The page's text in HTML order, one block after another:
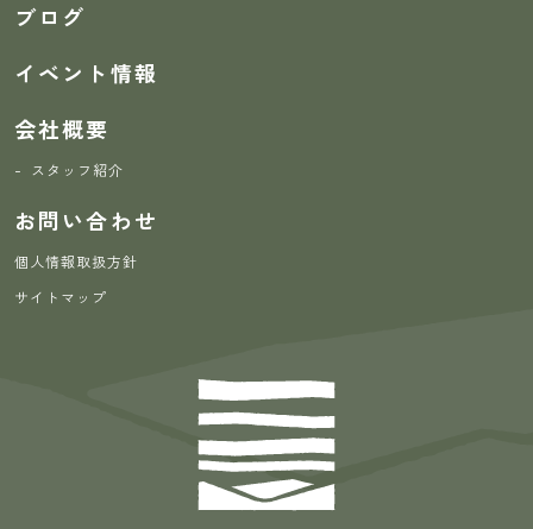
ブログ
イベント情報
会社概要
スタッフ紹介
お問い合わせ
個人情報取扱方針
サイトマップ